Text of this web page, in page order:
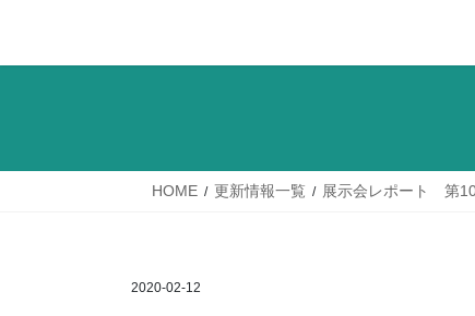
HOME 更新情報一覧 展示会レポート 第10
2020-02-12